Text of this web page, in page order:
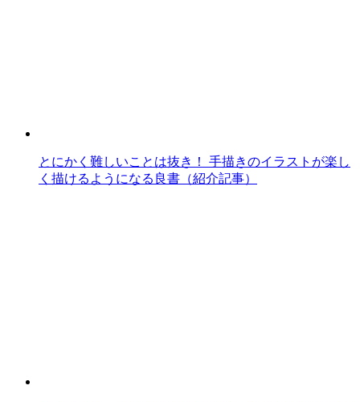
とにかく難しいことは抜き！ 手描きのイラストが楽し
く描けるようになる良書（紹介記事）